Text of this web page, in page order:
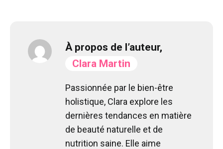
À propos de l’auteur,
Clara Martin
Passionnée par le bien-être
holistique, Clara explore les
dernières tendances en matière
de beauté naturelle et de
nutrition saine. Elle aime